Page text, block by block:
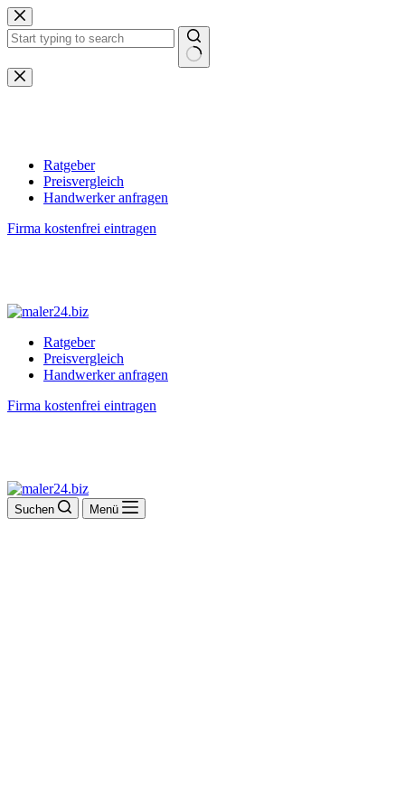
Zum
Inhalt
springen
Keine
Ergebnisse
Ratgeber
Preisvergleich
Handwerker anfragen
Firma kostenfrei eintragen
Ratgeber
Preisvergleich
Handwerker anfragen
Firma kostenfrei eintragen
Suchen Menü